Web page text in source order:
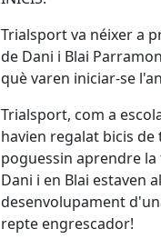
Trialsport va néixer a
de Dani i Blai
què varen iniciar-se
Trialsport, com a
havien regalat bicis
poguessin aprendre
Dani i en Blai estaven
desenvolupament
repte engrescador!